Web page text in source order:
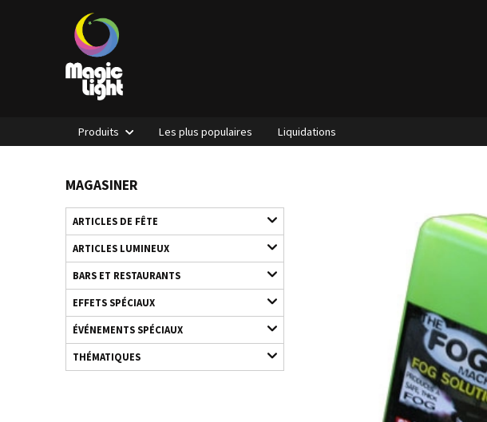
Produits Les plus populaires Liquidations
MAGASINER
ARTICLES DE FÊTE
ARTICLES LUMINEUX
BARS ET RESTAURANTS
EFFETS SPÉCIAUX
ÉVÉNEMENTS SPÉCIAUX
THÉMATIQUES